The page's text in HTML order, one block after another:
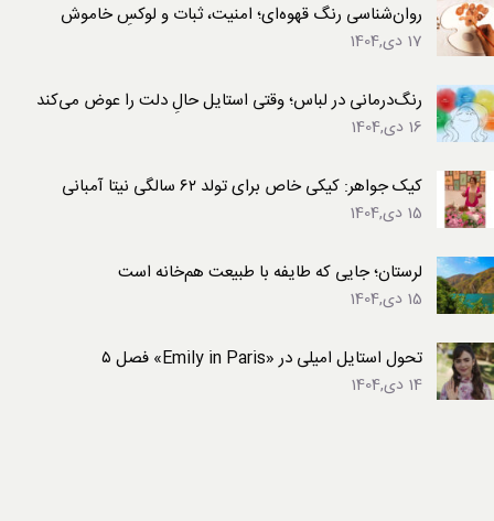
روان‌شناسی رنگ قهوه‌ای؛ امنیت، ثبات و لوکسِ خاموش
17 دی,1404
رنگ‌درمانی در لباس؛ وقتی استایل حالِ دلت را عوض می‌کند
16 دی,1404
کیک جواهر: کیکی خاص برای تولد ۶۲ سالگی نیتا آمبانی
15 دی,1404
لرستان؛ جایی که طایفه با طبیعت هم‌خانه است
15 دی,1404
تحول استایل امیلی در «Emily in Paris» فصل ۵
14 دی,1404